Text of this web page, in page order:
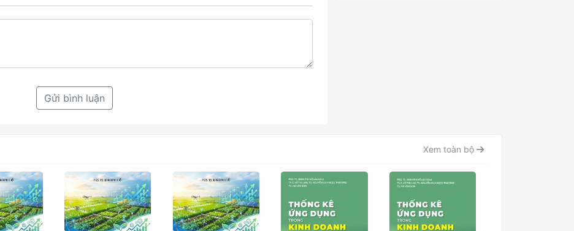
Gửi bình luận
Xem toàn bộ